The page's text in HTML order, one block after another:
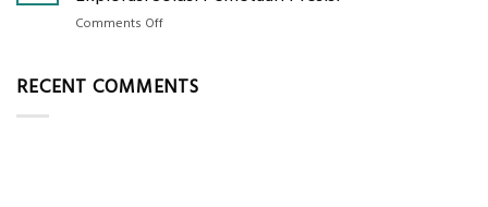
untuk
2026,
Comments Offon
Drone
RECENT COMMENTS